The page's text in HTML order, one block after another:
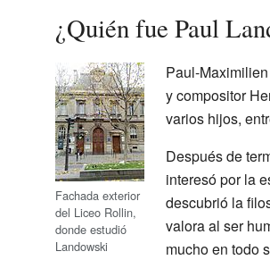
¿Quién fue Paul
Fachada exterior
del Liceo Rollin,
donde estudió
Landowski
Paul-
y compositor
varios hijos,
Después de
interesó por la
descubrió la
valora al ser
mucho en todo